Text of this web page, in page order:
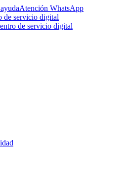
Atención WhatsApp
de servicio digital
de servicio digital